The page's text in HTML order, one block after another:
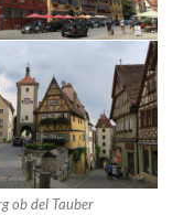
ob del Tauber